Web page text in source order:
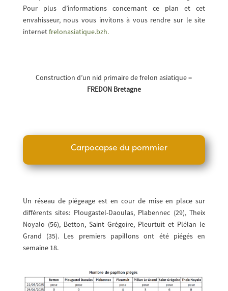
Pour plus d’informations concernant ce plan et cet
envahisseur, nous vous invitons à vous rendre sur le site
internetfrelonasiatique.bzh.
Construction d’un nid primaire de frelon asiatique–
FREDON Bretagne
Carpocapse du pommier
Un réseau de piégeage est en cour de mise en place sur
différents sites: Plougastel-Daoulas, Plabennec (29), Theix
Noyalo (56), Betton, Saint Grégoire, Pleurtuit et Plélan le
Grand (35). Les premiers papillons ont été piégés en
semaine 18.